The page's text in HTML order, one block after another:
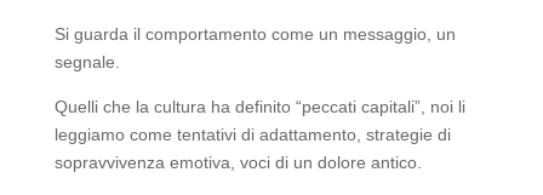
Si guarda il comportamento come un messaggio, un
segnale.
Quelli che la cultura ha definito “peccati capitali”, noi li
leggiamo come tentativi di adattamento, strategie di
sopravvivenza emotiva, voci di un dolore antico.